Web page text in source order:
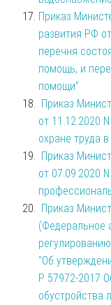
Приказ
развития РФ
перечня
помощь, и
помощи"
Приказ
от 11.12.2020
охране труда
Приказ
от 07.09.2020
Приказ
(Федеральное
"Об
Р 57972-2017
обустройства